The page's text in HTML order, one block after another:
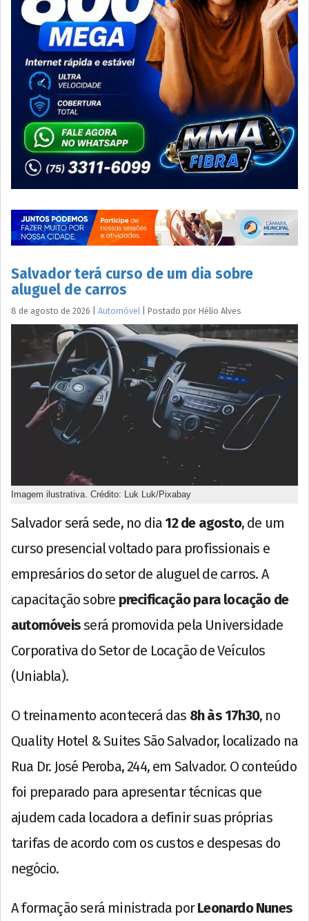
Salvador terá curso de um dia sobre
aluguel de carros
8 de agosto de 2026 Automóvel Postado por Hélio Alves
Imagem ilustrativa. Crédito: Luk Luk/Pixabay
Salvador será sede, no dia 12 de agosto, de um
curso presencial voltado para profissionais e
empresários do setor de aluguel de carros. A
capacitação sobre precificação para locação de
automóveisserá promovida pela Universidade
Corporativa do Setor de Locação de Veículos
(Uniabla).
O treinamento acontecerá das 8h às 17h30, no
Quality Hotel & Suites São Salvador, localizado na
Rua Dr. José Peroba, 244, em Salvador. O conteúdo
foi preparado para apresentar técnicas que
ajudem cada locadora a definir suas próprias
tarifas de acordo com os custos e despesas do
negócio.
A formação será ministrada porLeonardo Nunes